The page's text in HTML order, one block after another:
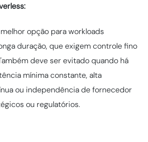
opção para workloads
duração, que exigem controle fino
deve ser evitado quando há
mínima constante, alta
ou independência de fornecedor
ou regulatórios.